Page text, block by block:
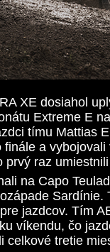
XE dosiahol
Extreme E
tímu Mattias
finále a
prvý raz
na Capo
Sardínie.
jazdcov. Tím
víkendu, čo
celkové tretie